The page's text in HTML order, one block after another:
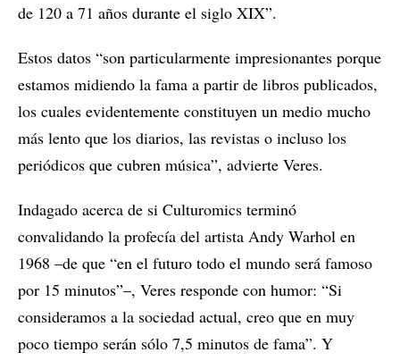
de 120 a 71 años durante el siglo XIX”.
Estos datos “son particularmente impresionantes porque
estamos midiendo la fama a partir de libros publicados,
los cuales evidentemente constituyen un medio mucho
más lento que los diarios, las revistas o incluso los
periódicos que cubren música”, advierte Veres.
Indagado acerca de si Culturomics terminó
convalidando la profecía del artista Andy Warhol en
1968 –de que “en el futuro todo el mundo será famoso
por 15 minutos”–, Veres responde con humor: “Si
consideramos a la sociedad actual, creo que en muy
poco tiempo serán sólo 7,5 minutos de fama”. Y